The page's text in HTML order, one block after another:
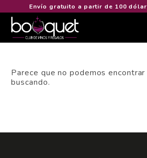
Envío gratuito a partir de 100
Parece que no podemos
buscando.